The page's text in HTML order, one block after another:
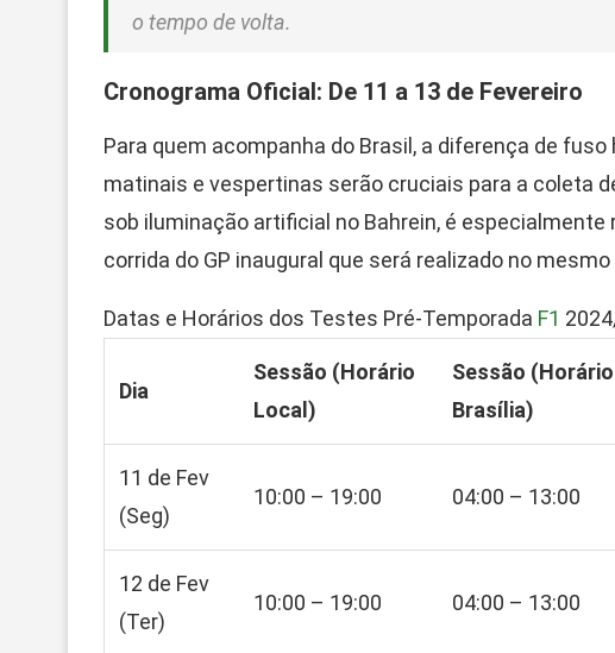
o tempo de volta.
Cronograma Oficial: De 11 a 13 de Fevereiro
Para quem acompanha do Brasil, a diferença de
matinais e vespertinas serão cruciais para a coleta
sob iluminação artificial no Bahrein, é
corrida do GP inaugural que será realizado no
Datas e Horários dos Testes Pré-Temporada F1
Dia
Sessão (Horário
Local)
Sessão
Brasília)
11 de Fev
(Seg)
10:00 – 19:00 04:00 – 13:00
12 de Fev
(Ter)
10:00 – 19:00 04:00 – 13:00